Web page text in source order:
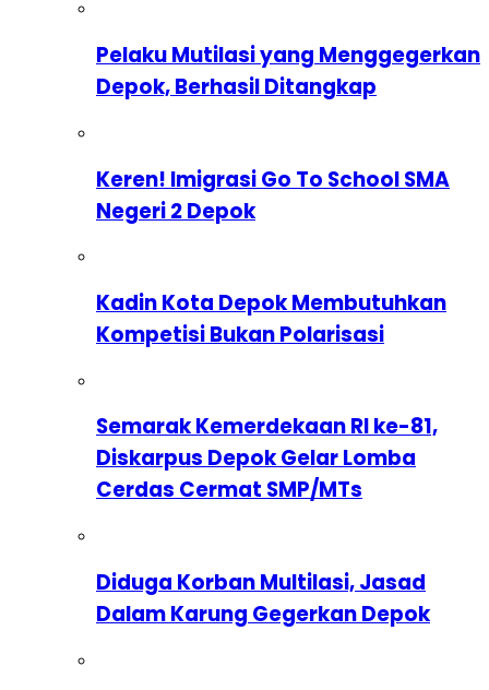
Pelaku Mutilasi yang Menggegerkan
Depok, Berhasil Ditangkap
Keren! Imigrasi Go To School SMA
Negeri 2 Depok
Kadin Kota Depok Membutuhkan
Kompetisi Bukan Polarisasi
Semarak Kemerdekaan RI ke-81,
Diskarpus Depok Gelar Lomba
Cerdas Cermat SMP/MTs
Diduga Korban Multilasi, Jasad
Dalam Karung Gegerkan Depok